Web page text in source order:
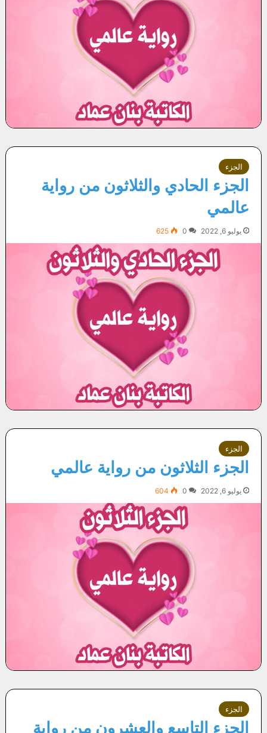
الجزء
الجزء الحادي والثلاثون من رواية
عالمي
يوليو 6, 2022 0
625
الجزء
الجزء الثلاثون من رواية عالمي
يوليو 6, 2022 0
604
الجزء
الجزء التاسع والعشرون من رواية